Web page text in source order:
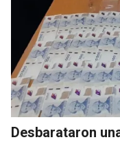
Desbarataron